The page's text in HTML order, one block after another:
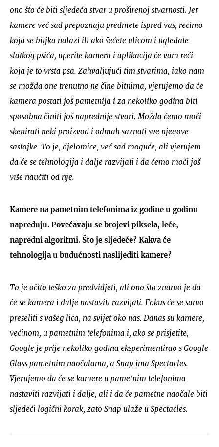
ono što će biti sljedeća stvar u proširenoj stvarnosti. Jer
kamere već sad prepoznaju predmete ispred vas, recimo
koja se biljka nalazi ili ako šećete ulicom i ugledate
slatkog psića, uperite kameru i aplikacija će vam reći
koja je to vrsta psa. Zahvaljujući tim stvarima, iako nam
se možda one trenutno ne čine bitnima, vjerujemo da će
kamera postati još pametnija i za nekoliko godina biti
sposobna činiti još naprednije stvari. Možda ćemo moći
skenirati neki proizvod i odmah saznati sve njegove
sastojke. To je, djelomice, već sad moguće, ali vjerujem
da će se tehnologija i dalje razvijati i da ćemo moći još
više naučiti od nje.
Kamere na pametnim telefonima iz godine u godinu
napreduju. Povećavaju se brojevi piksela, leće,
napredni algoritmi. Što je sljedeće? Kakva će
tehnologija u budućnosti naslijediti kamere?
To je očito teško za predvidjeti, ali ono što znamo je da
će se kamera i dalje nastaviti razvijati. Fokus će se samo
preseliti s vašeg lica, na svijet oko nas. Danas su kamere,
većinom, u pametnim telefonima i, ako se prisjetite,
Google je prije nekoliko godina eksperimentirao s Google
Glass pametnim naočalama, a Snap ima Spectacles.
Vjerujemo da će se kamere u pametnim telefonima
nastaviti razvijati i dalje, ali i da će pametne naočale biti
sljedeći logični korak, zato Snap ulaže u Spectacles.